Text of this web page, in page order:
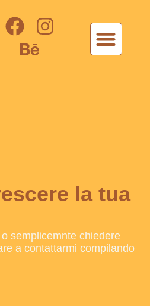
la tua
semplicemnte chiedere
a contattarmi compilando